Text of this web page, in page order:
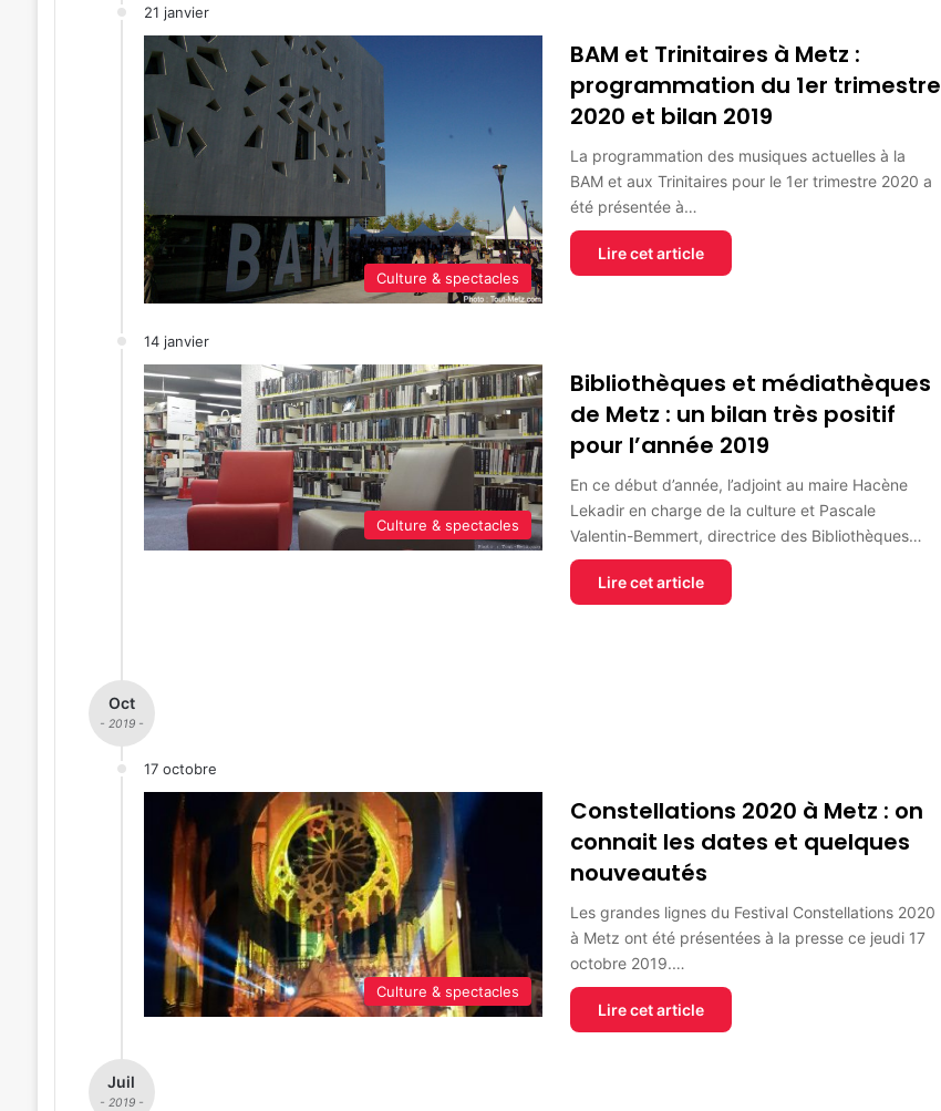
21 janvier
Culture & spectacles
BAM et Trinitaires à Metz :
programmation du 1er trimestre
2020 et bilan 2019
La programmation des musiques actuelles à la
BAM et aux Trinitaires pour le 1er trimestre 2020 a
été présentée à…
Lire cet article
14 janvier
Culture & spectacles
Bibliothèques et médiathèques
de Metz : un bilan très positif
pour l’année 2019
En ce début d’année, l’adjoint au maire Hacène
Lekadir en charge de la culture et Pascale
Valentin-Bemmert, directrice des Bibliothèques…
Lire cet article
Oct
- 2019 -
17 octobre
Culture & spectacles
Constellations 2020 à Metz : on
connait les dates et quelques
nouveautés
Les grandes lignes du Festival Constellations 2020
à Metz ont été présentées à la presse ce jeudi 17
octobre 2019.…
Lire cet article
Juil
- 2019 -